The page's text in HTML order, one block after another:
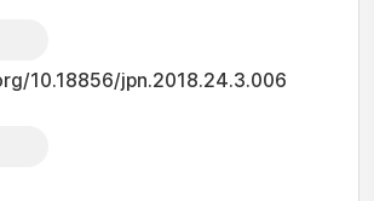
10.18856/jpn.2018.24.3.006